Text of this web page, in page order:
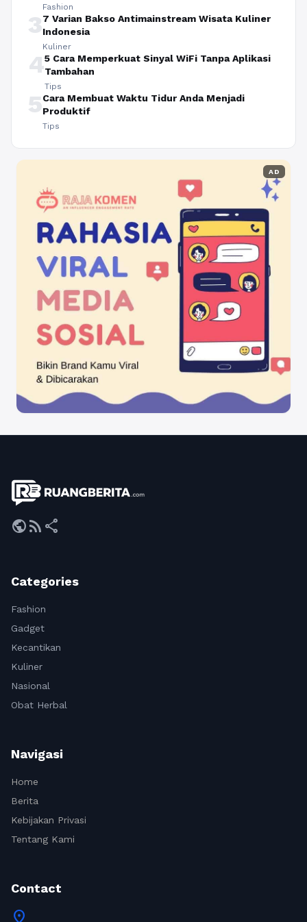
Fashion
37 Varian Bakso Antimainstream Wisata Kuliner
Indonesia
Kuliner
45 Cara Memperkuat Sinyal WiFi Tanpa Aplikasi
Tambahan
Tips
5Cara Membuat Waktu Tidur Anda Menjadi
Produktif
Tips
AD
publicrss_feed share
Categories
Fashion
Gadget
Kecantikan
Kuliner
Nasional
Obat Herbal
Navigasi
Home
Berita
Kebijakan Privasi
Tentang Kami
Contact
location_on